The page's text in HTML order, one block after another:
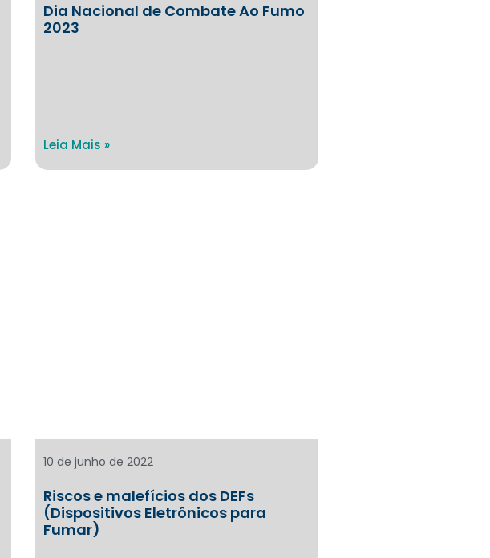
Dia Nacional de Combate Ao Fumo
2023
Leia Mais »
Riscos e malefícios dos DEFs
(Dispositivos Eletrônicos para
Fumar)
10 de junho de 2022